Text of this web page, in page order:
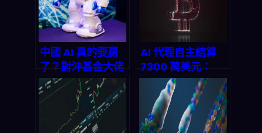
業鏈直接推上天？
中國 AI 真的要贏
了？對沖基金大佬
曝祕密：成本不到
美國 1/10，2026
年將收割 2.5 兆美
元市場！
AI 代理自主結算
7300 萬美元：
Crypto Rails 如
何改寫機器經濟的
支付底層邏輯